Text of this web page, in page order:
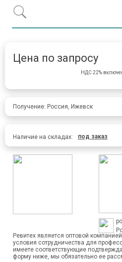
Цена по запросу
НДС 22%
Получение: Россия, Ижевск
Наличие на складах: под заказ
Ревитех является оптовой
условия сотрудничества для
имеете соответствующие
форму ниже, мы обязательно ее